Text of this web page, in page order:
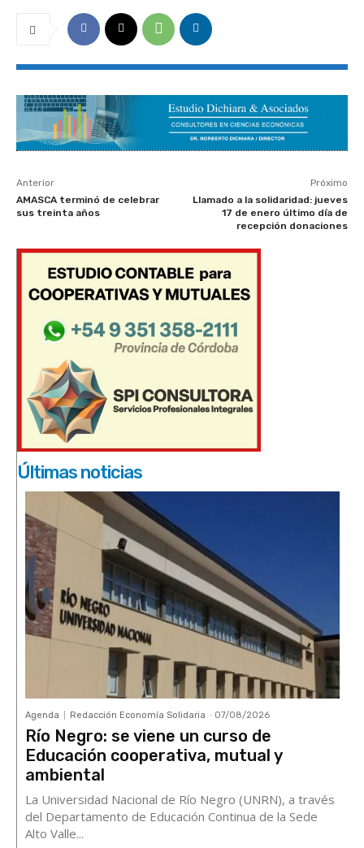
Anterior
AMASCA terminó de celebrar
sus treinta años
Próximo
Llamado a la solidaridad: jueves
17 de enero último día de
recepción donaciones
Últimas noticias
Agenda Redacción Economía Solidaria - 07/08/2026
Río Negro: se viene un curso de
Educación cooperativa, mutual y
ambiental
La Universidad Nacional de Río Negro (UNRN), a través
del Departamento de Educación Continua de la Sede
Alto Valle...